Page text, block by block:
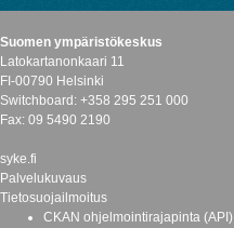
Suomen ympäristökeskus
Latokartanonkaari 11
FI-00790 Helsinki
Switchboard: +358 295 251 000
Fax: 09 5490 2190
syke.fi
Palvelukuvaus
Tietosuojailmoitus
CKAN ohjelmointirajapinta (API)